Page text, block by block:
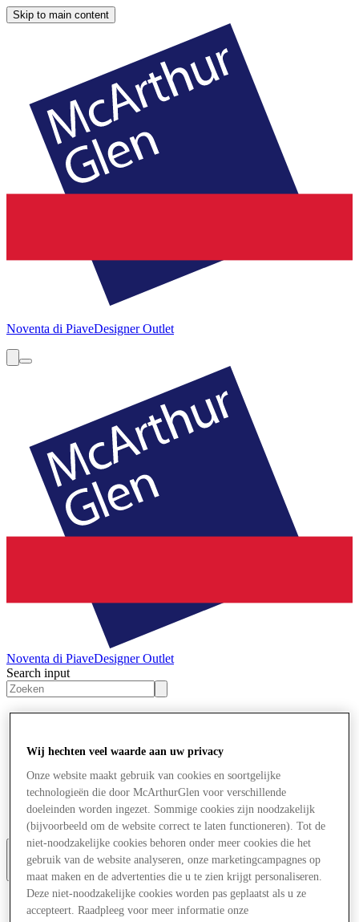
Skip to main content
Noventa di PiaveDesigner Outlet
Noventa di PiaveDesigner Outlet
Search input
Winkels
Plan je bezoek
Wat is er aan
Eet & Drink
Cadeaubonnen
Diensten
Bestemmingsgids
Meer
Wij hechten veel waarde aan uw privacy
Onze website maakt gebruik van cookies en soortgelijke
technologieën die door McArthurGlen voor verschillende
doeleinden worden ingezet. Sommige cookies zijn noodzakelijk
(bijvoorbeeld om de website correct te laten functioneren). Tot de
niet-noodzakelijke cookies behoren onder meer cookies die het
gebruik van de website analyseren, onze marketingcampagnes op
maat maken en de advertenties die u te zien krijgt personaliseren.
Deze niet-noodzakelijke cookies worden pas geplaatst als u ze
accepteert. Raadpleeg voor meer informatie onze